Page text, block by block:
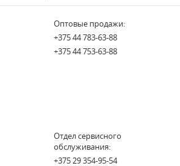
Оптовые продажи:
+375 44 783-63-88
+375 44 753-63-88
Отдел сервисного
обслуживания:
+375 29 354-95-54